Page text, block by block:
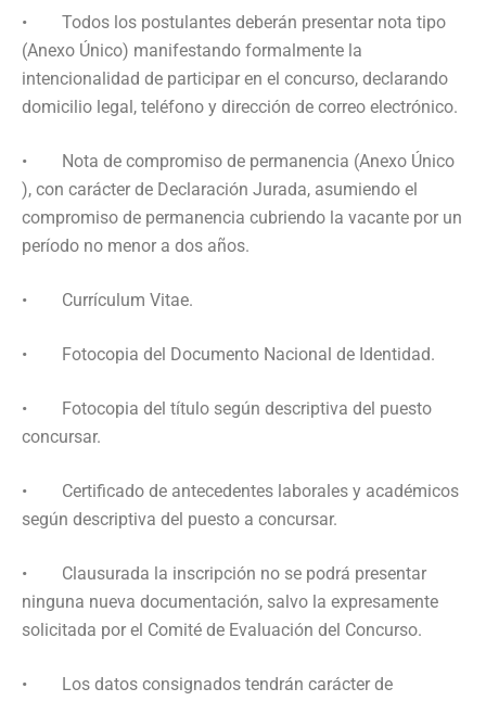
• Todos los postulantes deberán presentar nota tipo
(Anexo Único) manifestando formalmente la
intencionalidad de participar en el concurso, declarando
domicilio legal, teléfono y dirección de correo electrónico.
• Nota de compromiso de permanencia (Anexo Único
), con carácter de Declaración Jurada, asumiendo el
compromiso de permanencia cubriendo la vacante por un
período no menor a dos años.
• Currículum Vitae.
• Fotocopia del Documento Nacional de Identidad.
• Fotocopia del título según descriptiva del puesto
concursar.
• Certificado de antecedentes laborales y académicos
según descriptiva del puesto a concursar.
• Clausurada la inscripción no se podrá presentar
ninguna nueva documentación, salvo la expresamente
solicitada por el Comité de Evaluación del Concurso.
• Los datos consignados tendrán carácter de